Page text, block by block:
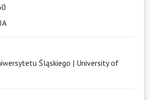
Śląskiego | University of